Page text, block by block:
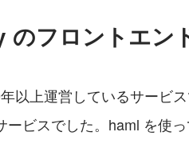
のフロントエン
以上運営しているサービ
ービスでした。haml を使